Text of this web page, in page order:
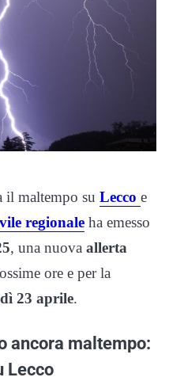
il maltempo su Lecco e
regionale ha emesso
, una nuova allerta
ore e per la
23 aprile.
ancora maltempo:
Lecco